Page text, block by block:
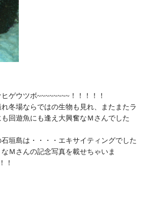
ゲウツボ~~~~~~~~！！！！！
冬場ならではの生物も見れ、またまたラ
回遊魚にも逢え大興奮なＭさんでした
垣島は・・・・エキサイティングでした
Ｍさんの記念写真を載せちゃいま
！